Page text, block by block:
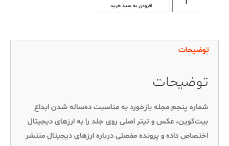
افزودن به سبد خرید
توضیحات
توضیحات
شماره پنجم مجله بازخورد به مناسبت ده‌ساله شدن ابداع
بیت‌کوین، عکس و تیتر اصلی روی جلد را به ارزهای دیجیتال
اختصاص داده و پرونده مفصلی درباره ارزهای دیجیتال منتشر